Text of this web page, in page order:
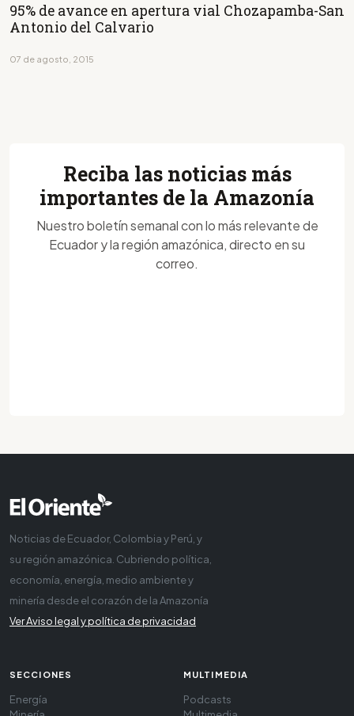
95% de avance en apertura vial Chozapamba-San
Antonio del Calvario
07 de agosto, 2015
Reciba las noticias más
importantes de la Amazonía
Nuestro boletín semanal con lo más relevante de
Ecuador y la región amazónica, directo en su
correo.
Noticias de Ecuador, Colombia y Perú, y
su región amazónica. Cubriendo política,
economía, energía, medio ambiente y
minería desde el corazón de la Amazonía
Ver Aviso legal y política de privacidad
SECCIONES
Energía
MULTIMEDIA
Podcasts